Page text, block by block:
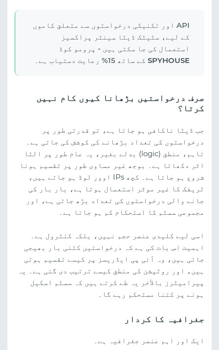
API اور تکنیکی درخواستوں سے متعلق کاموں
کے لیے، سٹیٹک ڈیٹا سینٹر پراکسیز
استعمال کی جا سکتی ہیں - پرومو کوڈ
SPYHOUSE کے ساتھ 15% رعایت دستیاب ہے۔
صرف درخواستیں بڑھانا کیوں کام نہیں
کرتا؟
جب ڈیٹا ناکافی ہو جاتا ہے، تو قدرتی طور پر
درخواستوں کی تعداد بڑھانے کی کوشش کی جاتی ہے۔
تاہم، منطق (logic) بدلے بغیر، یہ عام طور پر الٹا
اثر دکھاتا ہے۔ بوجھ غیر مساوی طور پر تقسیم ہونا
شروع ہو جاتا ہے۔ کچھ IPs اوور لوڈ ہو جاتے ہیں،
ٹریفک کا غیر موثر استعمال ہوتا ہے، بار بار کی
جانے والی درخواستوں کی تعداد بڑھ جاتی ہے، اور
مجموعی سسٹم کا استحکام کم ہو جاتا ہے۔
اسی لیے کلیدی عنصر حجم نہیں، بلکہ کنٹرول ہے۔
اہمیت اس بات کی ہے کہ درخواستیں کتنی بار بھیجی
جاتی ہیں، وہ آئی پی ایڈریسز پر کیسے تقسیم ہوتی
ہیں، اور روٹیشن کی منطق کیسے ترتیب دی گئی ہے۔ یہ
پیرامیٹرز بالآخر یہ طے کرتے ہیں کہ سسٹم اسکیل
ہونے پر کتنا مستحکم رہے گا۔
جغرافیہ کا کردار
ایک اور اہم عنصر جغرافیہ ہے۔